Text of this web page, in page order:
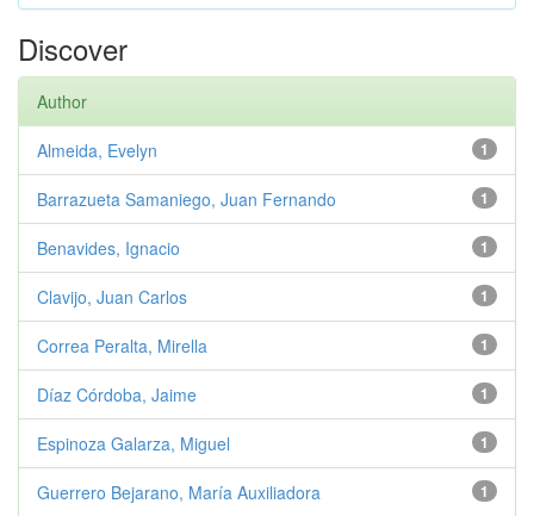
Discover
Author
1
Almeida, Evelyn
1
Barrazueta Samaniego, Juan Fernando
1
Benavides, Ignacio
1
Clavijo, Juan Carlos
1
Correa Peralta, Mirella
1
Díaz Córdoba, Jaime
1
Espinoza Galarza, Miguel
1
Guerrero Bejarano, María Auxiliadora